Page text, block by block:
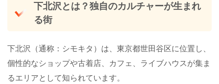
下北沢とは？独自のカルチャーが生まれ
る街
下北沢（通称：シモキタ）は、東京都世田谷区に位置し、
個性的なショップや古着店、カフェ、ライブハウスが集ま
るエリアとして知られています。